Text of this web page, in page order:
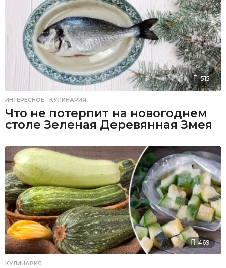
515
ИНТЕРЕСНОЕ ,КУЛИНАРИЯ
Что не потерпит на новогоднем
столе Зеленая Деревянная Змея
469
КУЛИНАРИЯ